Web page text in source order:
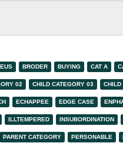
BRODER BUYING CAT A
02 CHILD CATEGORY 03 CHILD
ECHAPPEE EDGE CASE
ILLTEMPERED INSUBORDINATION
PARENT CATEGORY PERSONABLE